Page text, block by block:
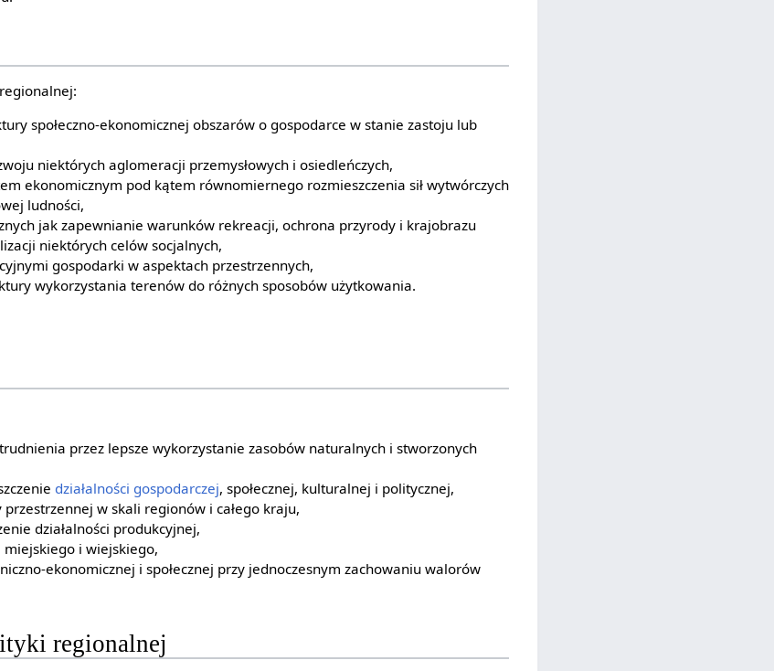
społeczno-ekonomicznej obszarów o gospodarce w stanie zastoju lub
niektórych aglomeracji przemysłowych i osiedleńczych,
ekonomicznym pod kątem równomiernego rozmieszczenia sił wytwórczych
ludności,
jak zapewnianie warunków rekreacji, ochrona przyrody i krajobrazu
niektórych celów socjalnych,
gospodarki w aspektach przestrzennych,
wykorzystania terenów do różnych sposobów użytkowania.
przez lepsze wykorzystanie zasobów naturalnych i stworzonych
działalności gospodarczej, społecznej, kulturalnej i politycznej,
w skali regionów i całego kraju,
działalności produkcyjnej,
i wiejskiego,
ekonomicznej i społecznej przy jednoczesnym zachowaniu walorów
regionalnej